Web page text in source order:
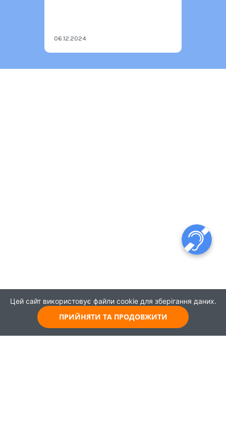
06.12.2024
Цей сайт використовує файли cookie для зберігання даних.
ПРИЙНЯТИ ТА ПРОДОВЖИТИ